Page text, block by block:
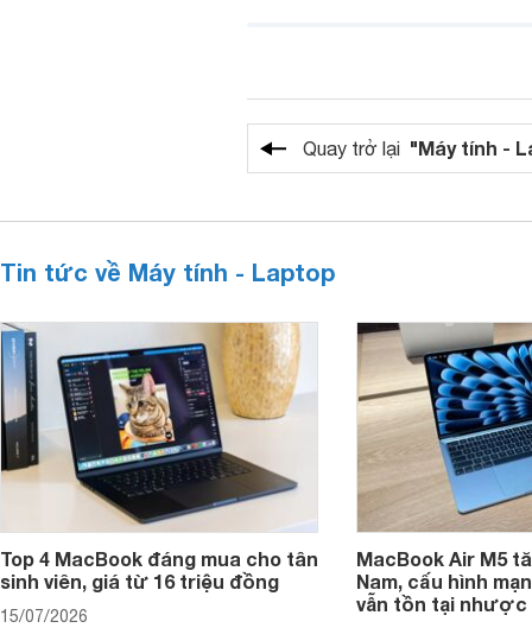
Quay trở lại "Máy tính -
Tin tức về Máy tính - Laptop
Top 4 MacBook đáng mua cho tân
sinh viên, giá từ 16 triệu đồng
15/07/2026
MacBook Air M5
Nam, cấu hình
vẫn tồn tại nhược